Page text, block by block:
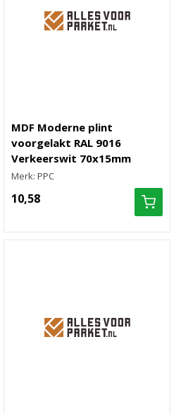
MDF Moderne plint
voorgelakt RAL 9016
Verkeerswit 70x15mm
Merk: PPC
10,58